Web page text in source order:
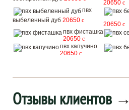
20650 c
пвх
выбеленный дуб 20650 c
20650 c
пвх фисташка
20650 c
пвх капучино
20650 c
Отзывы клиентов →